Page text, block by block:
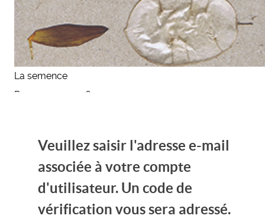
La semence
Programme 2026
Veuillez saisir l'adresse e-mail
associée à votre compte
d'utilisateur. Un code de
vérification vous sera adressé.